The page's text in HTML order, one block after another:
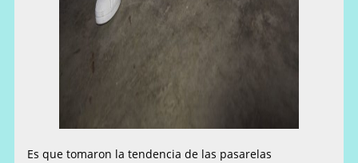
Es que tomaron la tendencia de las pasarelas